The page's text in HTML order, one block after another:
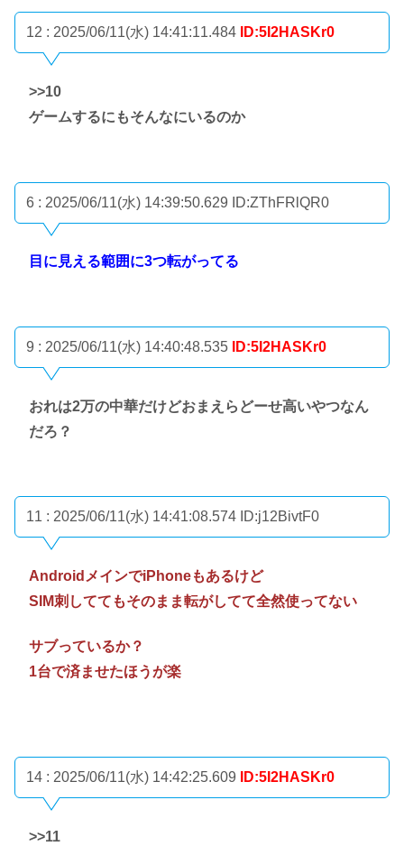
12 : 2025/06/11(水) 14:41:11.484 ID:5I2HASKr0
>>10
ゲームするにもそんなにいるのか
6 : 2025/06/11(水) 14:39:50.629 ID:ZThFRlQR0
目に見える範囲に3つ転がってる
9 : 2025/06/11(水) 14:40:48.535 ID:5I2HASKr0
おれは2万の中華だけどおまえらどーせ高いやつなん
だろ？
11 : 2025/06/11(水) 14:41:08.574 ID:j12BivtF0
AndroidメインでiPhoneもあるけど
SIM刺しててもそのまま転がしてて全然使ってない
サブっているか？
1台で済ませたほうが楽
14 : 2025/06/11(水) 14:42:25.609 ID:5I2HASKr0
>>11